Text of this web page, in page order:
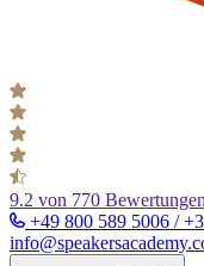
9.2 von 770 Bewertungen
+49 800 589 5006 /